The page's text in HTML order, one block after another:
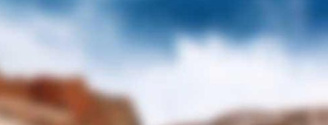
gouvernement